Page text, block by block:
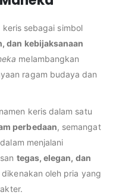
sebagai simbol
dan kebijaksanaan
melambangkan
ragam budaya dan
keris dalam satu
perbedaan, semangat
menjalani
tegas, elegan, dan
oleh pria yang